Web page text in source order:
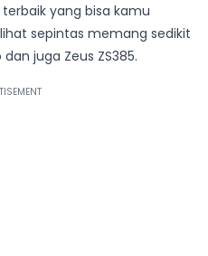
yang bisa kamu
sepintas memang sedikit
juga Zeus ZS385.